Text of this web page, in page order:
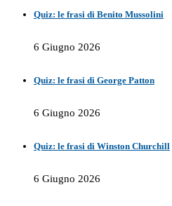
Quiz: le frasi di Benito Mussolini
6 Giugno 2026
Quiz: le frasi di George Patton
6 Giugno 2026
Quiz: le frasi di Winston Churchill
6 Giugno 2026